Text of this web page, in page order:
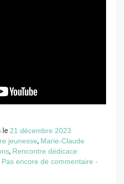
le 21 décembre 2023
jeunesse, Marie-Claude
, Rencontre dédicace
Pas encore de commentaire -